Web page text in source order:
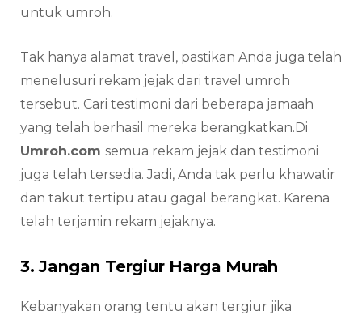
untuk umroh.
Tak hanya alamat travel, pastikan Anda juga telah
menelusuri rekam jejak dari travel umroh
tersebut. Cari testimoni dari beberapa jamaah
yang telah berhasil mereka berangkatkan.Di
Umroh.com semua rekam jejak dan testimoni
juga telah tersedia. Jadi, Anda tak perlu khawatir
dan takut tertipu atau gagal berangkat. Karena
telah terjamin rekam jejaknya.
3. Jangan Tergiur Harga Murah
Kebanyakan orang tentu akan tergiur jika